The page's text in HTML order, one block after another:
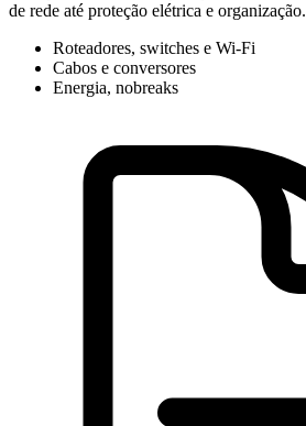
de rede até proteção elétrica e organização.
Roteadores, switches e Wi-Fi
Cabos e conversores
Energia, nobreaks